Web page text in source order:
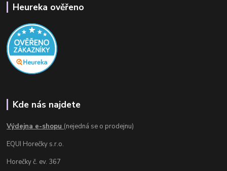
Heureka ověřeno
Kde nás najdete
Výdejna e-shopu (nejedná se o prodejnu)
EQUI Horečky s.r.o.
Horečky č. ev. 367